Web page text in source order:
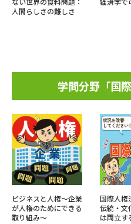
人間らしさの難しさ
学問分野「国
ビジネスと人権～企業
が人権のためにできる
取り組み～
国際人権
伝統・文
は両立す